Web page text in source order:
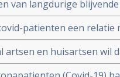
van langdurige
milde infecties. Blijkt
patienten een relatie
wel heel veel
artsen en huisartsen wil
de huisarts te vragen